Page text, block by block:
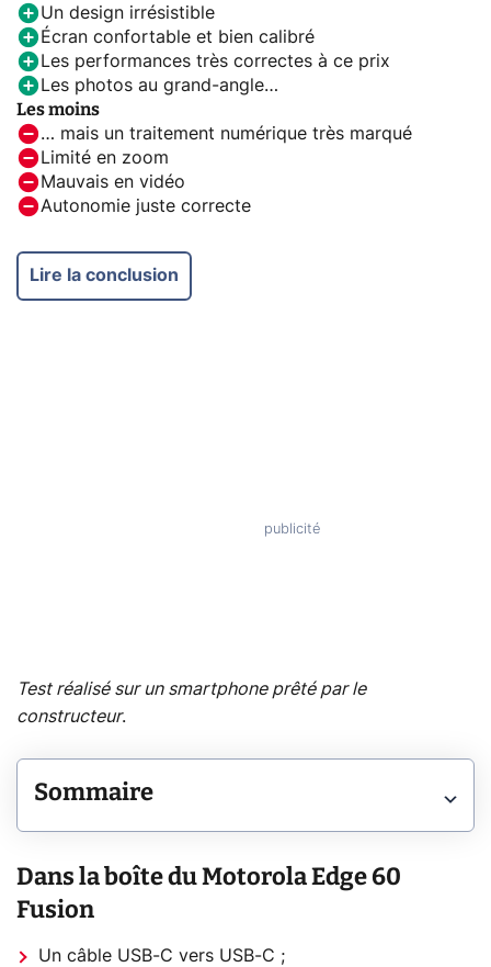
Un design irrésistible
Écran confortable et bien calibré
Les performances très correctes à ce prix
Les photos au grand-angle…
Les moins
… mais un traitement numérique très marqué
Limité en zoom
Mauvais en vidéo
Autonomie juste correcte
Lire la conclusion
Test réalisé sur un smartphone prêté par le
constructeur.
Sommaire
Dans la boîte du Motorola Edge 60
Fusion
Un câble USB-C vers USB-C ;